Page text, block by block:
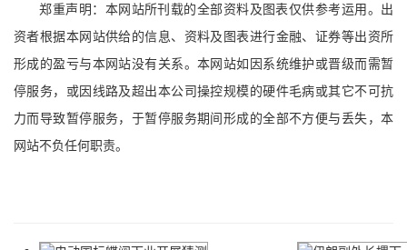
郑重声明：本网站所刊载的全部资料及图表仅供参考运用。出
资者根据本网站供给的信息、资料及图表进行金融、证券等出资所
形成的盈亏与本网站没有关系。本网站如因系统维护或晋级而需暂
停服务，或因线路及超出本公司操控规模的硬件毛病或其它不可抗
力而导致暂停服务，于暂停服务期间形成的全部不方便与丢失，本
网站不负任何职责。